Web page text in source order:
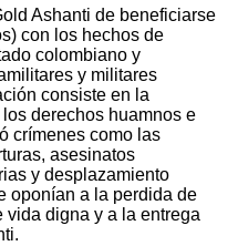
Ashanti de beneficiarse
con los hechos de
colombiano y
y militares
consiste en la
derechos huamnos e
crímenes como las
asesinatos
y desplazamiento
oponían a la perdida de
vida digna y a la entrega